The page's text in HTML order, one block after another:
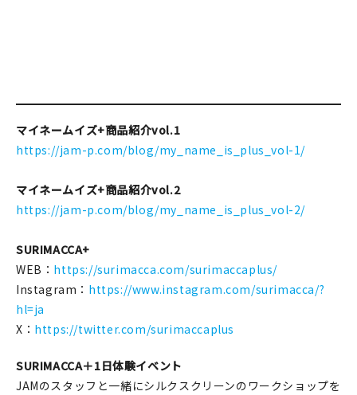
マイネームイズ+商品紹介vol.1
https://jam-p.com/blog/my_name_is_plus_vol-1/
マイネームイズ+商品紹介vol.2
https://jam-p.com/blog/my_name_is_plus_vol-2/
SURIMACCA+
WEB： https://surimacca.com/surimaccaplus/
Instagram： https://www.instagram.com/surimacca/?
hl=ja
X： https://twitter.com/surimaccaplus
SURIMACCA＋1日体験イベント
JAMのスタッフと一緒にシルクスクリーンのワークショップを